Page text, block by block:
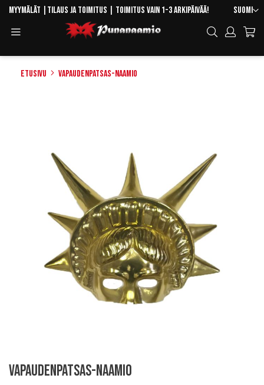
Skip
Content
Kieli
Suomi
Myymälät Tilaus ja toimitus | Toimitus vain 1-3 arkipäivää!
Hae
Etusivu Vapaudenpatsas-naamio
to
Vapaudenpatsas-naamio